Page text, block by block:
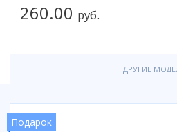
Смотреть все
260.00 руб.
ДРУГИЕ
Подарок